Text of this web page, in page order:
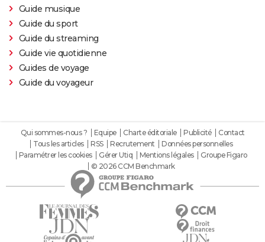
Oh Canada : que vaut le film avec Richard Gere et
Jacob Elordi présenté au Festival de Cannes ?
Guide musique
Guide du sport
Guide du streaming
Guide vie quotidienne
Guides de voyage
Guide du voyageur
Qui sommes-nous ? Equipe Charte éditoriale Publicité
Contact
Tous les articles
RSS Recrutement
Données personnelles
Paramétrer les cookies
Gérer Utiq Mentions légales
Groupe Figaro
© 2026 CCM Benchmark